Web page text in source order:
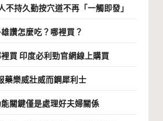
不持久勤按穴道不再「一觸即發」
讚怎麼吃？哪裡買？
買 印度必利勁官網線上購買
藥樂威壯威而鋼犀利士
關鍵僅是處理好夫婦關係